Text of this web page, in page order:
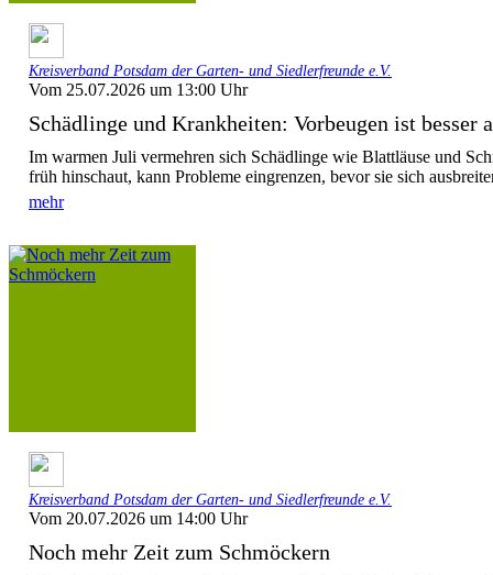
Kreisverband Potsdam der Garten- und Siedlerfreunde e.V.
Vom 25.07.2026 um 13:00 Uhr
Schädlinge und Krankheiten: Vorbeugen ist besser
Im warmen Juli vermehren sich Schädlinge wie Blattläuse und
früh hinschaut, kann Probleme eingrenzen, bevor sie sich
mehr
Kreisverband Potsdam der Garten- und Siedlerfreunde e.V.
Vom 20.07.2026 um 14:00 Uhr
Noch mehr Zeit zum Schmöckern